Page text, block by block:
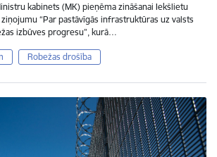
kabinets (MK) pieņēma zināšanai Iekšlietu
“Par pastāvīgās infrastruktūras uz valsts
izbūves progresu”, kurā…
Robežas drošība